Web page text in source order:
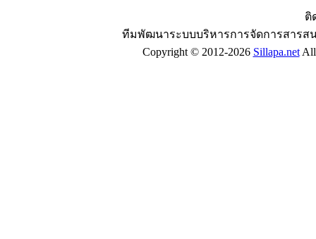
ติ
ทีมพัฒนาระบบบริหารการจัดการสารส
Copyright © 2012-2026 Sillapa.netAll